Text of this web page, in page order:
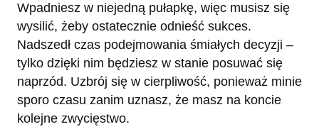
Wpadniesz w niejedną pułapkę, więc musisz się
wysilić, żeby ostatecznie odnieść sukces.
Nadszedł czas podejmowania śmiałych decyzji –
tylko dzięki nim będziesz w stanie posuwać się
naprzód. Uzbrój się w cierpliwość, ponieważ minie
sporo czasu zanim uznasz, że masz na koncie
kolejne zwycięstwo.